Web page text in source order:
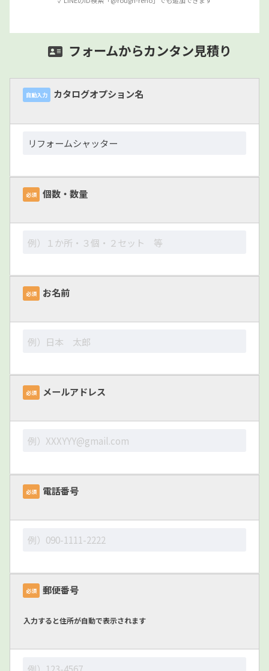
フォームからカンタン見積り
自動入力 カタログオプション名
必須 個数・数量
必須 お名前
必須 メールアドレス
必須 電話番号
必須 郵便番号
入力すると住所が自動で表示されます